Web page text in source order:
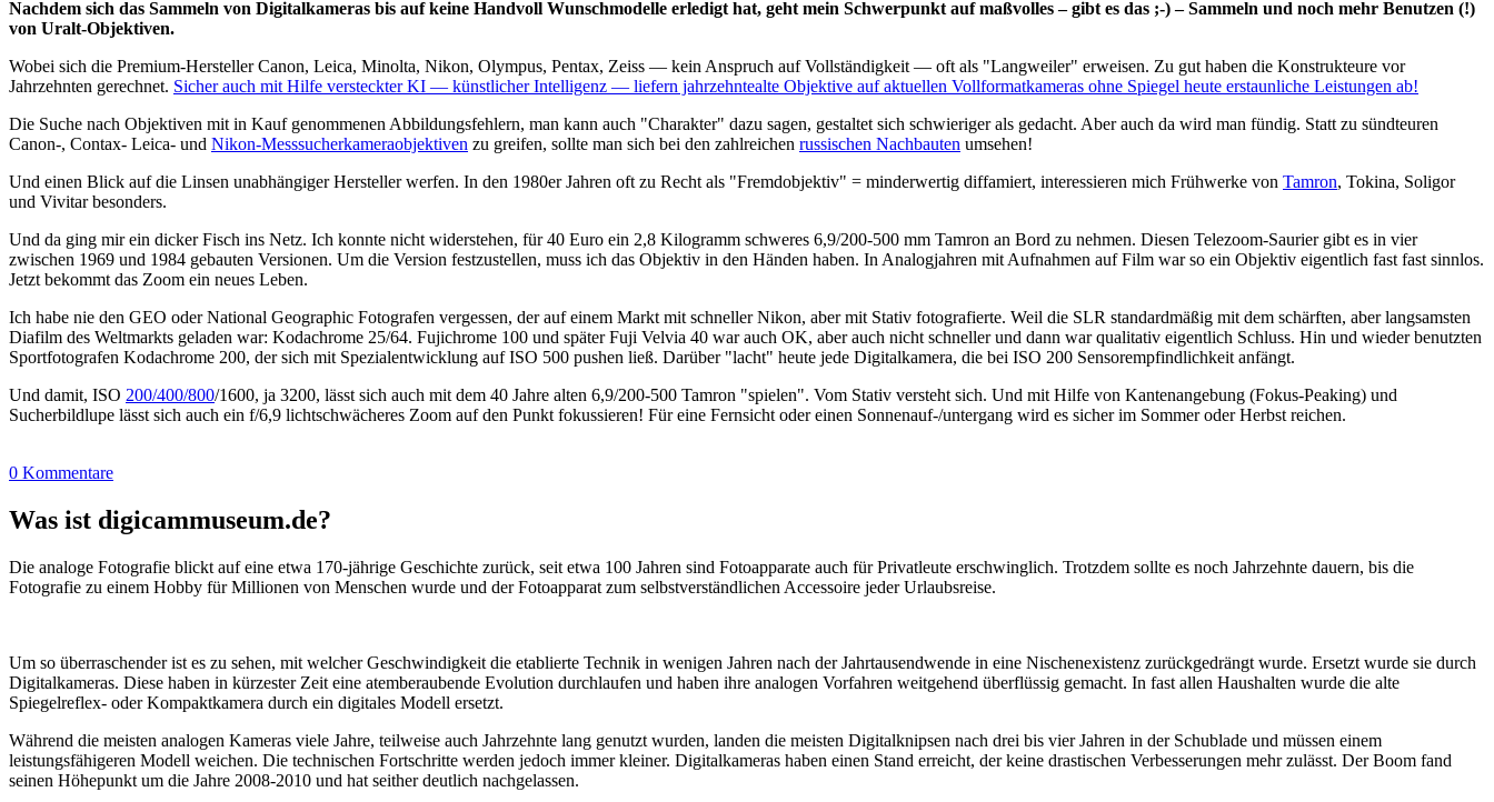
Nachdem sich das Sammeln von Digitalkameras bis auf keine Handvoll Wunschmodelle erledigt hat, geht mein Schwerpunkt auf maßvolles – gibt es das ;-) – Sammeln und noch mehr Benutzen (!)
von Uralt-Objektiven.
Wobei sich die Premium-Hersteller Canon, Leica, Minolta, Nikon, Olympus, Pentax, Zeiss — kein Anspruch auf Vollständigkeit — oft als "Langweiler" erweisen. Zu gut haben die Konstrukteure vor
Jahrzehnten gerechnet. Sicher auch mit Hilfe versteckter KI — künstlicher Intelligenz — liefern jahrzehntealte Objektive auf aktuellen Vollformatkameras ohne Spiegel heute erstaunliche Leistungen ab!
Die Suche nach Objektiven mit in Kauf genommenen Abbildungsfehlern, man kann auch "Charakter" dazu sagen, gestaltet sich schwieriger als gedacht. Aber auch da wird man fündig. Statt zu sündteuren
Canon-, Contax- Leica- und Nikon-Messsucherkameraobjektiven zu greifen, sollte man sich bei den zahlreichen russischen Nachbauten umsehen!
Und einen Blick auf die Linsen unabhängiger Hersteller werfen. In den 1980er Jahren oft zu Recht als "Fremdobjektiv" = minderwertig diffamiert, interessieren mich Frühwerke von Tamron, Tokina, Soligor
und Vivitar besonders.
Und da ging mir ein dicker Fisch ins Netz. Ich konnte nicht widerstehen, für 40 Euro ein 2,8 Kilogramm schweres 6,9/200-500 mm Tamron an Bord zu nehmen. Diesen Telezoom-Saurier gibt es in vier
zwischen 1969 und 1984 gebauten Versionen. Um die Version festzustellen, muss ich das Objektiv in den Händen haben. In Analogjahren mit Aufnahmen auf Film war so ein Objektiv eigentlich fast fast sinnlos.
Jetzt bekommt das Zoom ein neues Leben.
Ich habe nie den GEO oder National Geographic Fotografen vergessen, der auf einem Markt mit schneller Nikon, aber mit Stativ fotografierte. Weil die SLR standardmäßig mit dem schärften, aber langsamsten
Diafilm des Weltmarkts geladen war: Kodachrome 25/64. Fujichrome 100 und später Fuji Velvia 40 war auch OK, aber auch nicht schneller und dann war qualitativ eigentlich Schluss. Hin und wieder benutzten
Sportfotografen Kodachrome 200, der sich mit Spezialentwicklung auf ISO 500 pushen ließ. Darüber "lacht" heute jede Digitalkamera, die bei ISO 200 Sensorempfindlichkeit anfängt.
Und damit, ISO 200/400/800/1600, ja 3200, lässt sich auch mit dem 40 Jahre alten 6,9/200-500 Tamron "spielen". Vom Stativ versteht sich. Und mit Hilfe von Kantenangebung (Fokus-Peaking) und
Sucherbildlupe lässt sich auch ein f/6,9 lichtschwächeres Zoom auf den Punkt fokussieren! Für eine Fernsicht oder einen Sonnenauf-/untergang wird es sicher im Sommer oder Herbst reichen.
0 Kommentare
Was ist digicammuseum.de?
Die analoge Fotografie blickt auf eine etwa 170-jährige Geschichte zurück, seit etwa 100 Jahren sind Fotoapparate auch für Privatleute erschwinglich. Trotzdem sollte es noch Jahrzehnte dauern, bis die
Fotografie zu einem Hobby für Millionen von Menschen wurde und der Fotoapparat zum selbstverständlichen Accessoire jeder Urlaubsreise.
Um so überraschender ist es zu sehen, mit welcher Geschwindigkeit die etablierte Technik in wenigen Jahren nach der Jahrtausendwende in eine Nischenexistenz zurückgedrängt wurde. Ersetzt wurde sie durch
Digitalkameras. Diese haben in kürzester Zeit eine atemberaubende Evolution durchlaufen und haben ihre analogen Vorfahren weitgehend überflüssig gemacht. In fast allen Haushalten wurde die alte
Spiegelreflex- oder Kompaktkamera durch ein digitales Modell ersetzt.
Während die meisten analogen Kameras viele Jahre, teilweise auch Jahrzehnte lang genutzt wurden, landen die meisten Digitalknipsen nach drei bis vier Jahren in der Schublade und müssen einem
leistungsfähigeren Modell weichen. Die technischen Fortschritte werden jedoch immer kleiner. Digitalkameras haben einen Stand erreicht, der keine drastischen Verbesserungen mehr zulässt. Der Boom fand
seinen Höhepunkt um die Jahre 2008-2010 und hat seither deutlich nachgelassen.